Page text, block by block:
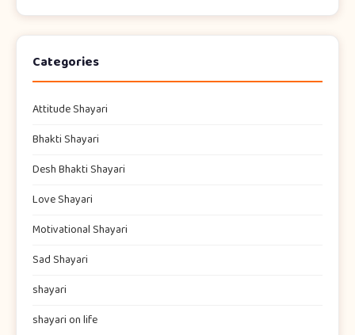
Categories
Attitude Shayari
Bhakti Shayari
Desh Bhakti Shayari
Love Shayari
Motivational Shayari
Sad Shayari
shayari​
shayari on life​